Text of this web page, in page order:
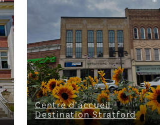
Centre d’accueil
Destination Stratford
Stratford